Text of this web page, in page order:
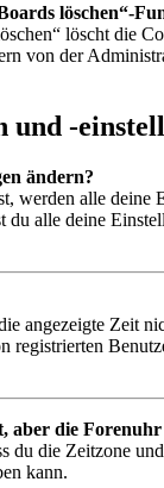
löschen“-
löscht die
von der
und -
ändern?
werden alle deine
du alle deine
angezeigte Zeit
registrierten
aber die
du die Zeitzone
kann.